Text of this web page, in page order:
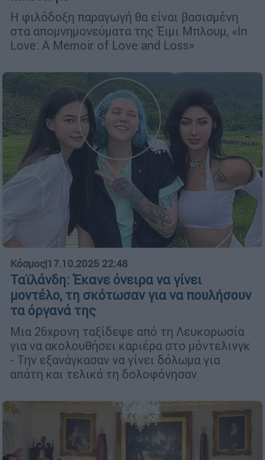
Η φιλόδοξη παραγωγή θα είναι βασισμένη
στα απομνημονεύματα της Έιμι Μπλουμ, «In
Love: A Memoir of Love and Loss»
Κόσμος|17.10.2025 22:48
Ταϊλάνδη: Έκανε όνειρα να γίνει
μοντέλο, τη σκότωσαν για να πουλήσουν
τα όργανά της
Μια 26χρονη ταξίδεψε από τη Λευκορωσία
για να ακολουθήσει καριέρα στο μόντελινγκ
- Την εξανάγκασαν να γίνει δόλωμα για
απάτη και τελικά τη δολοφόνησαν